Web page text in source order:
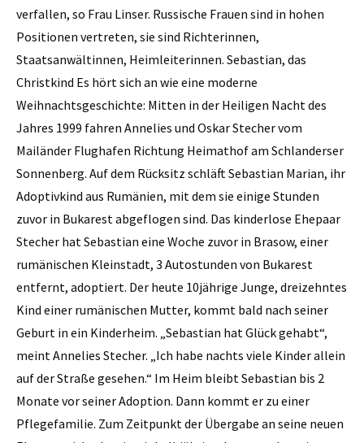
verfallen, so Frau Linser. Russische Frauen sind in hohen
Positionen vertreten, sie sind Richterinnen,
Staatsanwältinnen, Heimleiterinnen. Sebastian, das
Christkind Es hört sich an wie eine moderne
Weihnachtsgeschichte: Mitten in der Heiligen Nacht des
Jahres 1999 fahren Annelies und Oskar Stecher vom
Mailänder Flughafen Richtung Heimathof am Schlanderser
Sonnenberg. Auf dem Rücksitz schläft Sebastian Marian, ihr
Adoptivkind aus Rumänien, mit dem sie einige Stunden
zuvor in Bukarest abgeflogen sind. Das kinderlose Ehepaar
Stecher hat Sebastian eine Woche zuvor in Brasow, einer
rumänischen Kleinstadt, 3 Autostunden von Bukarest
entfernt, adoptiert. Der heute 10jährige Junge, dreizehntes
Kind einer rumänischen Mutter, kommt bald nach seiner
Geburt in ein Kinderheim. „Sebastian hat Glück gehabt“,
meint Annelies Stecher. „Ich habe nachts viele Kinder allein
auf der Straße gesehen.“ Im Heim bleibt Sebastian bis 2
Monate vor seiner Adoption. Dann kommt er zu einer
Pflegefamilie. Zum Zeitpunkt der Übergabe an seine neuen